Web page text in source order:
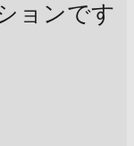
ョンです